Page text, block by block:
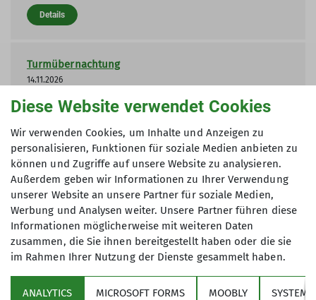
Details
Turmübernachtung
14.11.2026
Organisation
Benjamin
Details
Über den Verein
Diese Website verwendet Cookies
Wir verwenden Cookies, um Inhalte und Anzeigen zu
personalisieren, Funktionen für soziale Medien anbieten zu
können und Zugriffe auf unsere Website zu analysieren.
Außerdem geben wir Informationen zu Ihrer Verwendung
unserer Website an unsere Partner für soziale Medien,
Werbung und Analysen weiter. Unsere Partner führen diese
Informationen möglicherweise mit weiteren Daten
zusammen, die Sie ihnen bereitgestellt haben oder die sie
im Rahmen Ihrer Nutzung der Dienste gesammelt haben.
ANALYTICS MICROSOFT FORMS MOOBLY SYSTEM